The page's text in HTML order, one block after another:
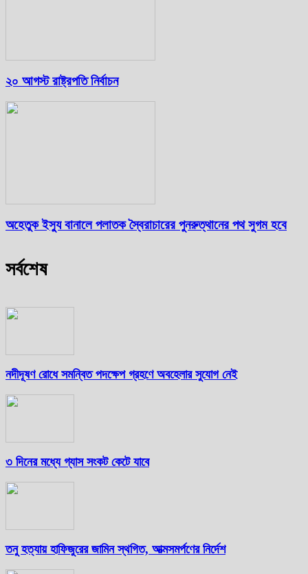
২০ আগস্ট রাষ্ট্রপতি নির্বাচন
অহেতুক ইস্যু বানালে পলাতক স্বৈরাচারের পুনরুত্থানের পথ সুগম হবে
সর্বশেষ
নদীদূষণ রোধে সমন্বিত পদক্ষেপ গ্রহণে অবহেলার সুযোগ নেই
৩ দিনের মধ্যে গ্যাস সংকট কেটে যাবে
তনু হত্যায় হাফিজুরের জামিন স্থগিত, আত্মসমর্পণের নির্দেশ